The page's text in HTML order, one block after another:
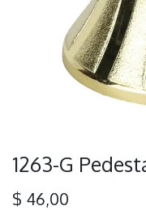
1263-G
$ 46,00